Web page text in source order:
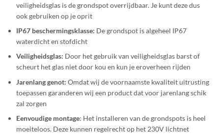
veiligheidsglas is de grondspot overrijdbaar. Je kunt deze dus
ook gebruiken op je oprit
IP67 beschermingsklasse: De grondspot is algeheel IP67
waterdicht en stofdicht
Veiligheidsglas: Door het gebruik van veiligheidsglas barst of
scheurt het glas niet door kou en kun je eroverheen rijden
Jarenlang genot: Omdat wij de voornaamste kwaliteit uitrusting
toepassen garanderen wij een product dat voor jarenlang schik
zal zorgen
Eenvoudige montage: Het installeren van de grondspots is heel
moeiteloos. Deze kunnen regelrecht op het 230V lichtnet